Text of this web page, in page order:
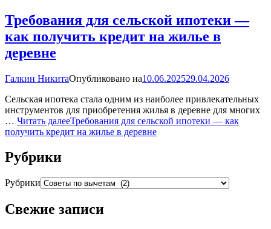
Требования для сельской ипотеки —
как получить кредит на жилье в
деревне
Галкин НикитаОпубликовано на10.06.202529.04.2026
Сельская ипотека стала одним из наиболее привлекательных
инструментов для приобретения жилья в деревне для многих
… Читать далееТребования для сельской ипотеки — как
получить кредит на жилье в деревне
Рубрики
Рубрики
Свежие записи